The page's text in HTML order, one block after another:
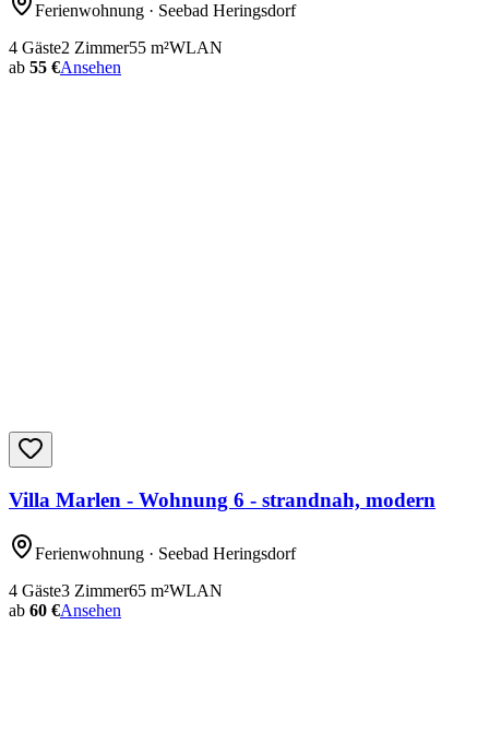
Ferienwohnung · Seebad Heringsdorf
4 Gäste2 Zimmer55 m²WLAN
ab 55 €Ansehen
Villa Marlen - Wohnung 6 - strandnah, modern
Ferienwohnung · Seebad Heringsdorf
4 Gäste3 Zimmer65 m²WLAN
ab 60 €Ansehen